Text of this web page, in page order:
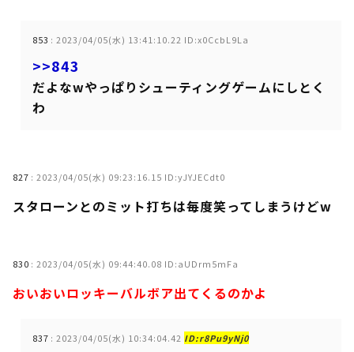
853 : 2023/04/05(水) 13:41:10.22 ID:x0CcbL9La
>>843
だよなwやっぱりシューティングゲームにしとく
わ
827 : 2023/04/05(水) 09:23:16.15 ID:yJYJECdt0
スタローンとのミット打ちは毎度笑ってしまうけどw
830 : 2023/04/05(水) 09:44:40.08 ID:aUDrm5mFa
おいおいロッキーバルボア出てくるのかよ
837 : 2023/04/05(水) 10:34:04.42 ID:r8Pu9yNj0